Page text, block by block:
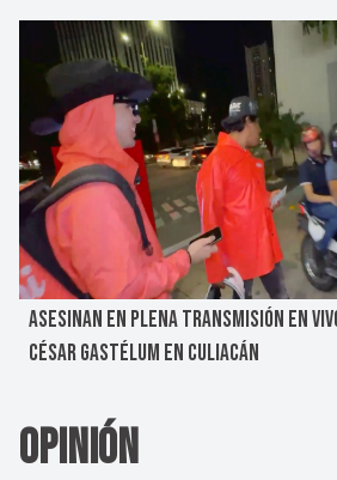
Opinión
ASESINAN EN PLENA TRANSMISIÓN EN
CÉSAR GASTÉLUM EN CULIACÁN